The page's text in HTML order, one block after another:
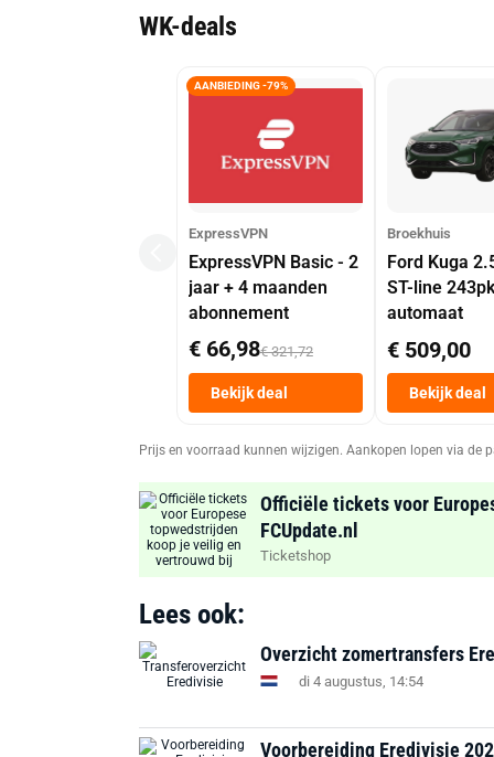
WK-deals
AANBIEDING -79%
ExpressVPN
ExpressVPN Basic - 2
jaar + 4 maanden
abonnement
€ 66,98€ 321,72
Bekijk deal
Broekhuis
Ford Kuga
ST-line 243pk
automaat
€ 509,00
Bekijk deal
Prijs en voorraad kunnen wijzigen. Aankopen lopen via de
Officiële tickets voor
FCUpdate.nl
Ticketshop
Lees ook:
Overzicht zomertransfers
di 4 augustus, 14:54
Voorbereiding Eredivisie